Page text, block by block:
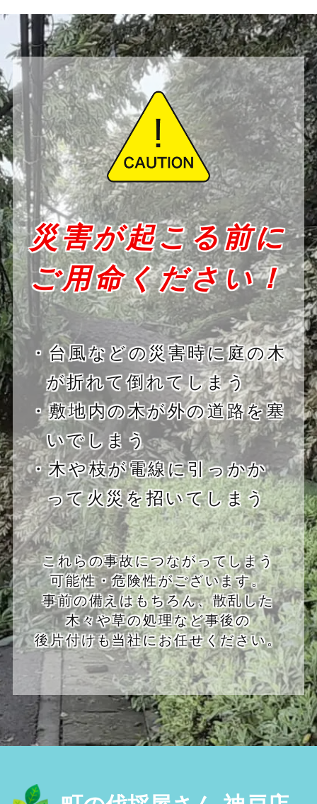
災害が起こる前に
ご用命ください！
・台風などの災害時に庭の木
が折れて倒れてしまう
・敷地内の木が外の道路を塞
いでしまう
・木や枝が電線に引っかか
って火災を招いてしまう
これらの事故につながってしまう
可能性・危険性がございます。
事前の備えはもちろん、散乱した
木々や草の処理など事後の
後片付けも当社にお任せください。